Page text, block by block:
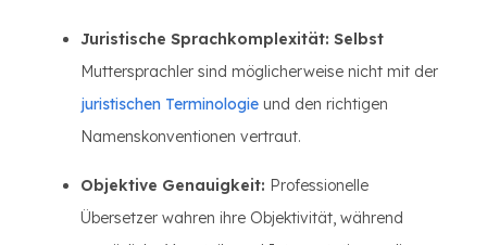
Juristische Sprachkomplexität: Selbst
Muttersprachler sind möglicherweise nicht mit der
juristischen Terminologie und den richtigen
Namenskonventionen vertraut.
Objektive Genauigkeit: Professionelle
Übersetzer wahren ihre Objektivität, während